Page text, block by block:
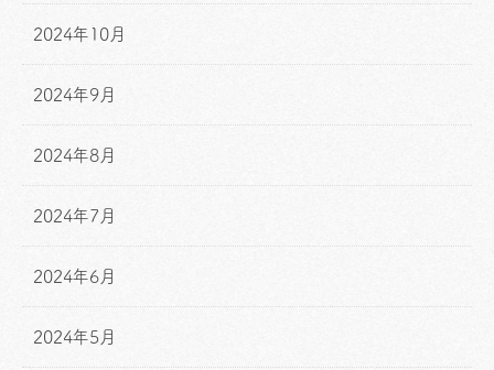
2024年10月
2024年9月
2024年8月
2024年7月
2024年6月
2024年5月